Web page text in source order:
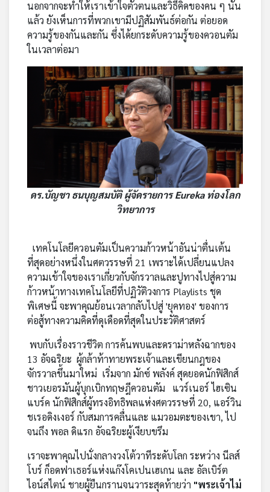
นอกจากจะทำให้เราเข้าใจตัวตนและวิธีคิดของคน ๆ นั้น
แล้ว ยังเห็นการที่พวกเขามีปฏิสัมพันธ์ต่อกัน ต่อยอด
ความรู้ของกันและกัน ซึ่งได้ยกระดับความรู้ของควอนตัม
ในเวลาต่อมา
ดร.บัญชา ธนบุญสมบัติ ผู้จัดรายการ Eureka ท่องโลก
วิทยาการ
เทคโนโลยีควอนตัมเป็นความก้าวหน้าอันน่าตื่นเต้น
ที่สุดอย่างหนึ่งในศตวรรษที่ 21 เพราะได้เปลี่ยนแปลง
ความเข้าใจของเราเกี่ยวกับจักรวาลและปูทางไปสู่ความ
ก้าวหน้าทางเทคโนโลยีที่ปฏิวัติวงการ Playlists ชุด
พิเศษนี้ จะพาคุณย้อนเวลากลับไปสู่ 'ยุคทอง' ของการ
ต่อสู้ทางความคิดที่ดุเดือดที่สุดในประวัติศาสตร์
พบกับเรื่องราวชีวิต การค้นพบและดราม่าหลังฉากของ
13 อัจฉริยะ ผู้กล้าท้าทายพระเจ้าและเขียนกฎของ
จักรวาลขึ้นมาใหม่ เริ่มจาก มักซ์ พลังค์ สุดยอดนักฟิสิกส์
ชาวเยอรมันผู้บุกเบิกทฤษฎีควอนตัม แวร์เนอร์ ไฮเซิน
แบร์ค นักฟิสิกส์ผู้ทรงอิทธิพลแห่งศตวรรษที่ 20, แอร์วิน
ชเรอดิงเงอร์ กับสมการคลื่นและ แมวอมตะของเขา, ไป
จนถึง พอล ดิแรก อัจฉริยะผู้เงียบขรึม
เราจะพาคุณไปนั่งกลางวงโต้วาทีระดับโลก ระหว่าง นีลส์
โบร์ ก็อดฟาเธอร์แห่งแก๊งโคเปนเฮเกน และ อัลเบิร์ต
ไอน์สไตน์ ชายผู้ยืนกรานจนวาระสุดท้ายว่า "พระเจ้าไม่